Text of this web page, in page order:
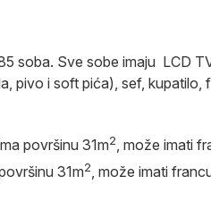
soba. Sve sobe imaju LCD
pivo i soft pića), sef, kupatilo,
površinu 31m2, može imati
31m2, može imati